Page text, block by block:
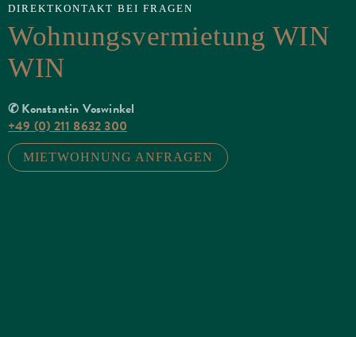
DIREKTKONTAKT BEI FRAGEN
Wohnungsvermietung WIN
WIN
✆ Konstantin Voswinkel
+49 (0) 211 8632 300
MIETWOHNUNG ANFRAGEN